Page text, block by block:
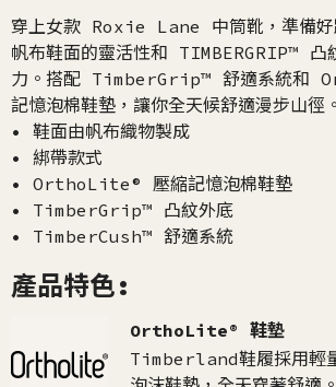
穿上女款 Roxie Lane 中筒靴，準備好
帆布鞋面的靈活性和 TIMBERGRIP™ 凸
力。搭配 TimberGrip™ 舒適系統和
記憶泡棉鞋墊，讓你全天候舒適漫步山徑。
• 鞋面由帆布織物製成
• 綁帶款式
• OrthoLite® 壓縮記憶泡棉鞋墊
• TimberGrip™ 凸紋外底
• TimberCush™ 舒適系統
產品特色:
OrthoLite® 鞋墊
Timberland鞋履採用